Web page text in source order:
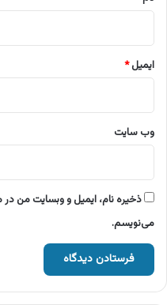
ایمیل*
وب‌ سایت
ذخیره نام، ایمیل و وبسایت من در
می‌نویسم.